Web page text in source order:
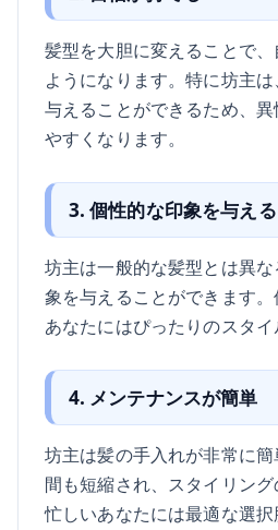
髪型を大胆に変えることで
ようになります。特に坊主
与えることができるため、
やすくなります。
3. 個性的な印象を与える
坊主は一般的な髪型とは異
象を与えることができます
あなたにはぴったりのスタイ
4. メンテナンスが簡単
坊主は髪の手入れが非常に
間も短縮され、スタイリング
忙しいあなたには最適な選択